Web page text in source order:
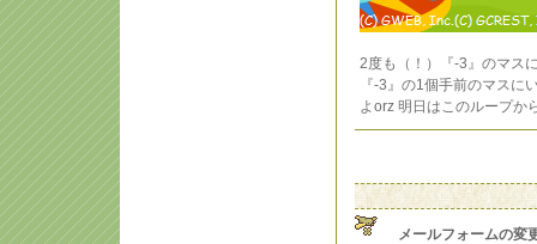
2度も（！）『-3』のマス
『-3』の1個手前のマスに
よorz 明日はこのループか
メールフォームの変